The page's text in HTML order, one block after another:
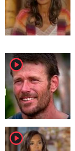
player2
player2